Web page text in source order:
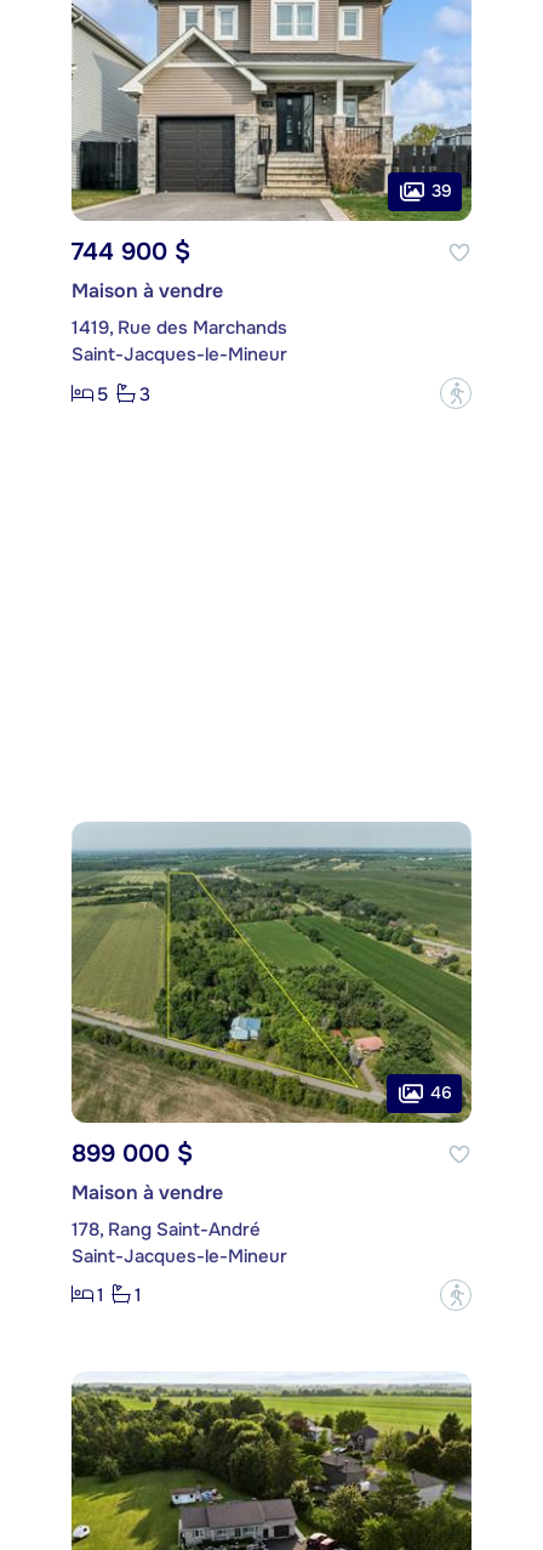
39
744 900 $
Maison à vendre
1419, Rue des Marchands
Saint-Jacques-le-Mineur
5
3 ?
46
899 000 $
Maison à vendre
178, Rang Saint-André
Saint-Jacques-le-Mineur
1
1 ?